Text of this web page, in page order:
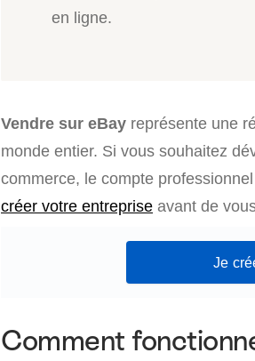
en ligne.
Vendre sur eBay représente une
monde entier. Si vous souhaitez
commerce, le compte
créer votre entreprise avant de
Je
Comment